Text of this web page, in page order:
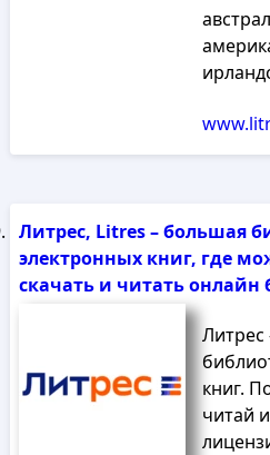
Литрес, Litres – большая
электронных книг, где
скачать и читать онлайн
Литрес
книг.
читай